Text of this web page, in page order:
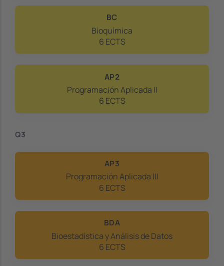
BC
Bioquímica
6 ECTS
AP2
Programación Aplicada II
6 ECTS
Q3
AP3
Programación Aplicada III
6 ECTS
BDA
Bioestadística y Análisis de Datos
6 ECTS